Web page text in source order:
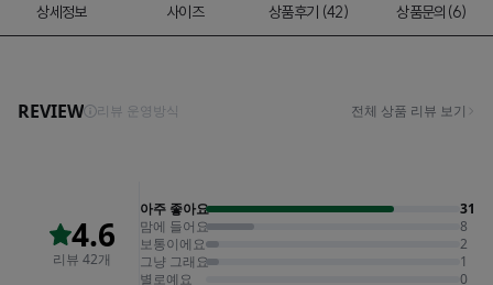
상세정보 사이즈 상품후기 (42) 상품문의(6)